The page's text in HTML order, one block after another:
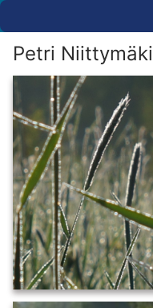
Hyppää
sisältöön
Petri Niittymäki